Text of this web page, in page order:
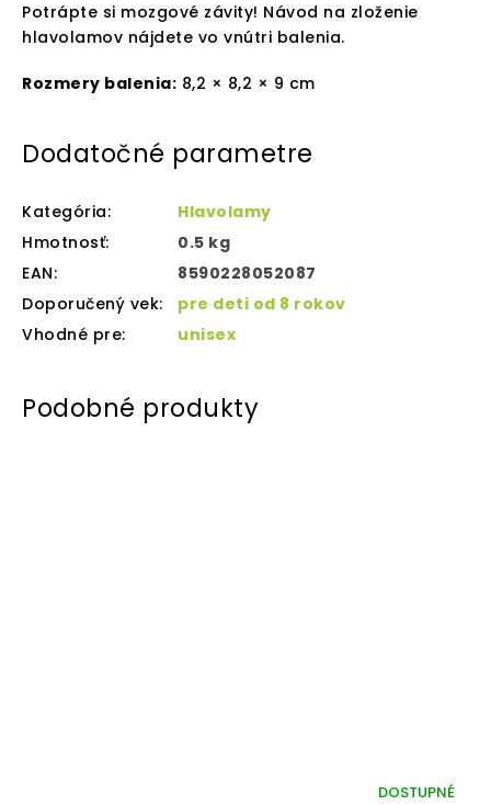
Potrápte si mozgové závity! Návod na zloženie
hlavolamov nájdete vo vnútri balenia.
Rozmery balenia: 8,2 × 8,2 × 9 cm
Dodatočné parametre
Kategória:
Hlavolamy
Hmotnosť:
0.5 kg
EAN:
8590228052087
Doporučený vek:
pre deti od 8 rokov
Vhodné pre: unisex
DOSTUPNÉ